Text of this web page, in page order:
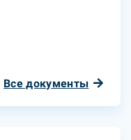
Все документы